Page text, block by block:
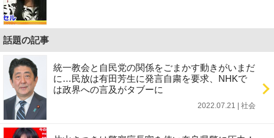
話題の記事
統一教会と自民党の関係をごまかす動きがいまだ
に…民放は有田芳生に発言自粛を要求、NHKで
は政界への言及がタブーに
2022.07.21 | 社会